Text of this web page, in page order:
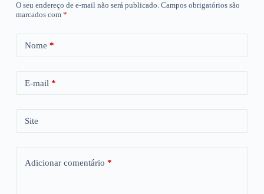
O seu endereço de e-mail não será publicado. Campos obrigatórios são
marcados com *
Nome *
E-mail *
Site
Adicionar comentário *